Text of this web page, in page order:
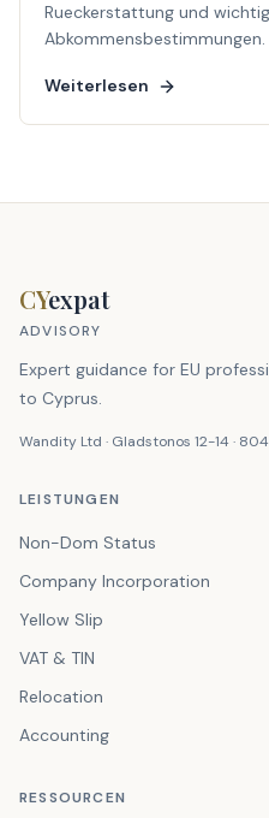
Rueckerstattung und
Abkommensbestimmungen.
Weiterlesen
CYexpat
ADVISORY
Expert guidance for EU
to Cyprus.
Wandity Ltd · Gladstonos 12-14 ·
LEISTUNGEN
Non-Dom Status
Company Incorporation
Yellow Slip
VAT & TIN
Relocation
Accounting
RESSOURCEN